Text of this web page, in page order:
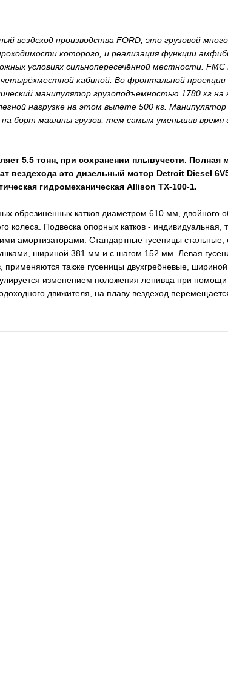
вездеход производства FORD, это грузовой
которого, и реализация функции
условиях сильнопересечённой местности.
кабиной. Во фронтальной проекции
манипулятор грузоподъемностью 1780 кг
нагрузке на этом вылете 500 кг. Манипулятор
на борт машины грузов, тем самым уменьшив время
5.5 тонн, при сохранении плывучести. Полная
вездехода это дизельный мотор Detroit Diesel
гидромеханическая Allison TX-100-1.
обрезиненных катков диаметром 610 мм, двойного
колеса. Подвеска опорных катков - индивидуальная,
амортизаторами. Стандартные гусеницы
шириной 381 мм и с шагом 152 мм. Левая
применяются также гусеницы двухгребневые,
изменением положения ленивца при помощи
движителя, на плаву вездеход